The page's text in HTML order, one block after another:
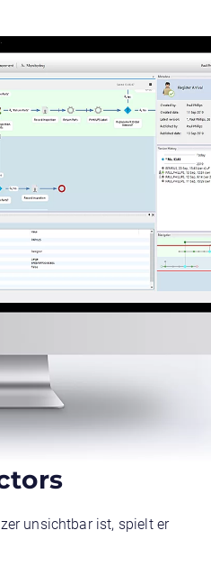
unsichtbar ist, spielt er